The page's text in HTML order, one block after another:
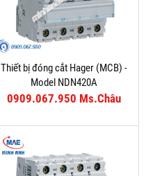
Thiết bị đóng cắt Hager (MCB) -
Model NDN420A
0909.067.950 Ms.Châu